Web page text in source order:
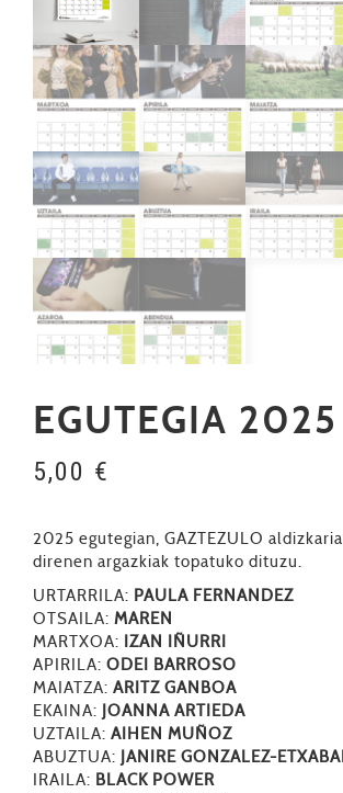
EGUTEGIA 2025
5,00 €
2025 egutegian, GAZTEZULO
direnen argazkiak topatuko dituzu.
URTARRILA: PAULA FERNANDEZ
OTSAILA: MAREN
MARTXOA:
IZAN IÑURRI
APIRILA: ODEI BARROSO
MAIATZA: ARITZ GANBOA
EKAINA:
JOANNA ARTIEDA
UZTAILA: AIHEN MUÑOZ
ABUZTUA:
JANIRE GONZALEZ-
IRAILA: BLACK POWER